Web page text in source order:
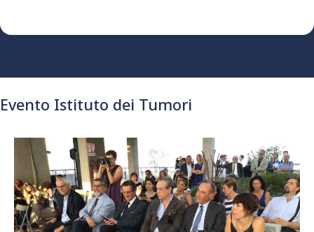
Evento Istituto dei Tumori